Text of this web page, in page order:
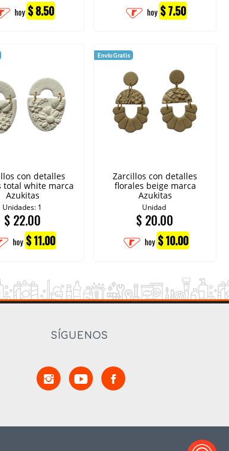
hoy $ 8.50
con detalles
total white marca
Azukitas
Unidades: 1
$ 22.00
hoy $ 11.00
hoy $ 7.50
Envío Gratis
Zarcillos con detalles
florales beige marca
Azukitas
Unidad
$ 20.00
hoy $ 10.00
SÍGUENOS